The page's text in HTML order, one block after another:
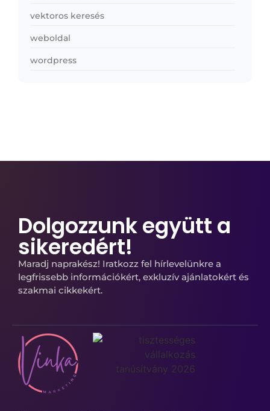
vektoros keresés
weboldal
wordpress
Dolgozzunk együtt a
sikeredért!
Maradj naprakész! Iratkozz fel hírlevelünkre a
legfrissebb információkért, exkluzív ajánlatokért és
szakmai cikkekért.